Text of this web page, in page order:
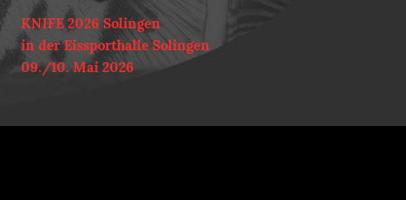
KNIFE 2026 Solingen
in der Eissporthalle Solingen
09./10. Mai 2026